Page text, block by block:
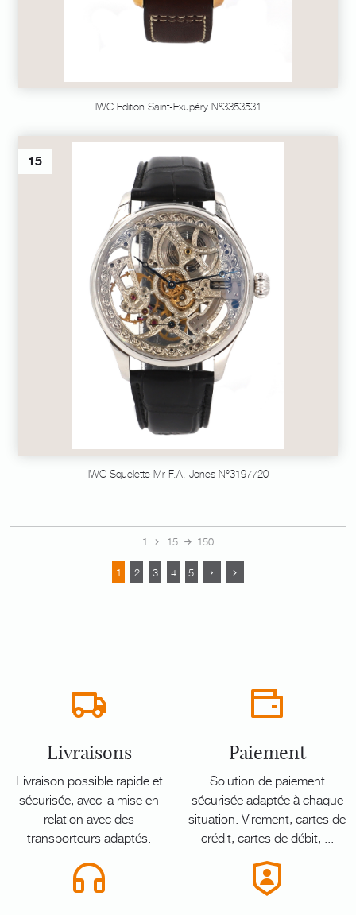
IWC Edition Saint-Exupéry N°3353531
15
IWC Squelette Mr F.A. Jones N°3197720
1 15 150
1 2 3 4 5
Livraisons
Livraison possible rapide et
sécurisée, avec la mise en
relation avec des
transporteurs adaptés.
Paiement
Solution de paiement
sécurisée adaptée à chaque
situation. Virement, cartes de
crédit, cartes de débit, ...